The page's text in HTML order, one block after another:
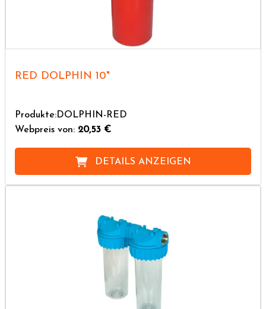
RED DOLPHIN 10"
Produkte:DOLPHIN-RED
Webpreis von: 20,53 €
DETAILS ANZEIGEN